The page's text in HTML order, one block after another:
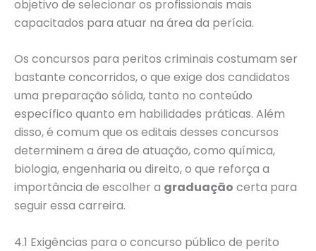
objetivo de selecionar os profissionais mais
capacitados para atuar na área da perícia.
Os concursos para peritos criminais costumam ser
bastante concorridos, o que exige dos candidatos
uma preparação sólida, tanto no conteúdo
específico quanto em habilidades práticas. Além
disso, é comum que os editais desses concursos
determinem a área de atuação, como química,
biologia, engenharia ou direito, o que reforça a
importância de escolher a graduação certa para
seguir essa carreira.
4.1 Exigências para o concurso público de perito